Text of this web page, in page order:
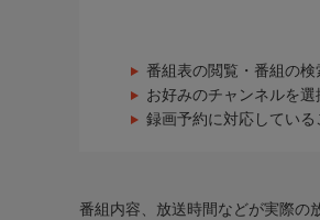
番組表の閲覧・番組の
お好みのチャンネルを
録画予約に対応してい
番組内容、放送時間などが実際の